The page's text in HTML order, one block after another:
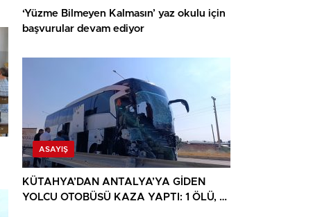
‘Yüzme Bilmeyen Kalmasın’ yaz okulu için
başvurular devam ediyor
ASAYIŞ
KÜTAHYA’DAN ANTALYA’YA GİDEN
YOLCU OTOBÜSÜ KAZA YAPTI: 1 ÖLÜ, 15